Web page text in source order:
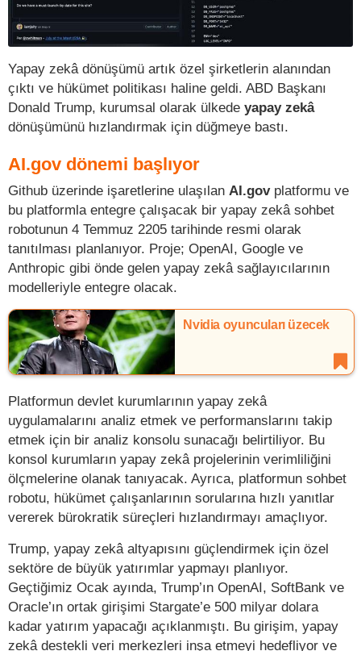
Yapay zekâ dönüşümü artık özel şirketlerin alanından
çıktı ve hükümet politikası haline geldi. ABD Başkanı
Donald Trump, kurumsal olarak ülkede yapay zekâ
dönüşümünü hızlandırmak için düğmeye bastı.
AI.gov dönemi başlıyor
Github üzerinde işaretlerine ulaşılan AI.govplatformu ve
bu platformla entegre çalışacak bir yapay zekâ sohbet
robotunun 4 Temmuz 2205 tarihinde resmi olarak
tanıtılması planlanıyor. Proje; OpenAI, Google ve
Anthropic gibi önde gelen yapay zekâ sağlayıcılarının
modelleriyle entegre olacak.
Nvidia oyuncuları üzecek
Platformun devlet kurumlarının yapay zekâ
uygulamalarını analiz etmek ve performanslarını takip
etmek için bir analiz konsolu sunacağı belirtiliyor. Bu
konsol kurumların yapay zekâ projelerinin verimliliğini
ölçmelerine olanak tanıyacak. Ayrıca, platformun sohbet
robotu, hükümet çalışanlarının sorularına hızlı yanıtlar
vererek bürokratik süreçleri hızlandırmayı amaçlıyor.
Trump, yapay zekâ altyapısını güçlendirmek için özel
sektöre de büyük yatırımlar yapmayı planlıyor.
Geçtiğimiz Ocak ayında, Trump’ın OpenAI, SoftBank ve
Oracle’ın ortak girişimi Stargate’e 500 milyar dolara
kadar yatırım yapacağı açıklanmıştı. Bu girişim, yapay
zekâ destekli veri merkezleri inşa etmeyi hedefliyor ve